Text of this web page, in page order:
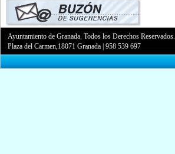
Ayuntamiento de Granada. Todos los Derechos Reservados.
Plaza del Carmen,18071 Granada |958 539 697